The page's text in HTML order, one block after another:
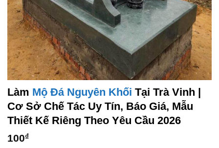
Làm Mộ Đá Nguyên Khối Tại Trà Vinh |
Cơ Sở Chế Tác Uy Tín, Báo Giá, Mẫu
Thiết Kế Riêng Theo Yêu Cầu 2026
100₫